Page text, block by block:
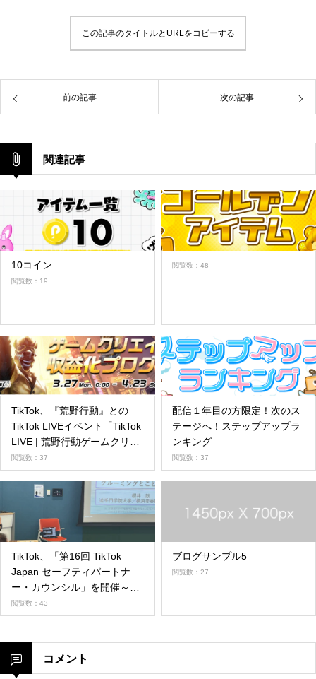
この記事のタイトルとURLをコピーする
前の記事 次の記事
関連記事
10コイン
閲覧数：19
閲覧数：48
TikTok、『荒野行動』との
TikTok LIVEイベント「TikTok
LIVE | 荒野行動ゲームクリエ
イター収益化プログラム」を
3月27日より開催！
閲覧数：37
配信１年目の方限定！次のス
テージへ！ステップアップラ
ンキング
閲覧数：37
TikTok、「第16回 TikTok
Japan セーフティパートナ
ー・カウンシル」を開催～
「性犯罪に関する刑法改正
と、プラットフォームの役
閲覧数：43
ブログサンプル5
閲覧数：27
コメント